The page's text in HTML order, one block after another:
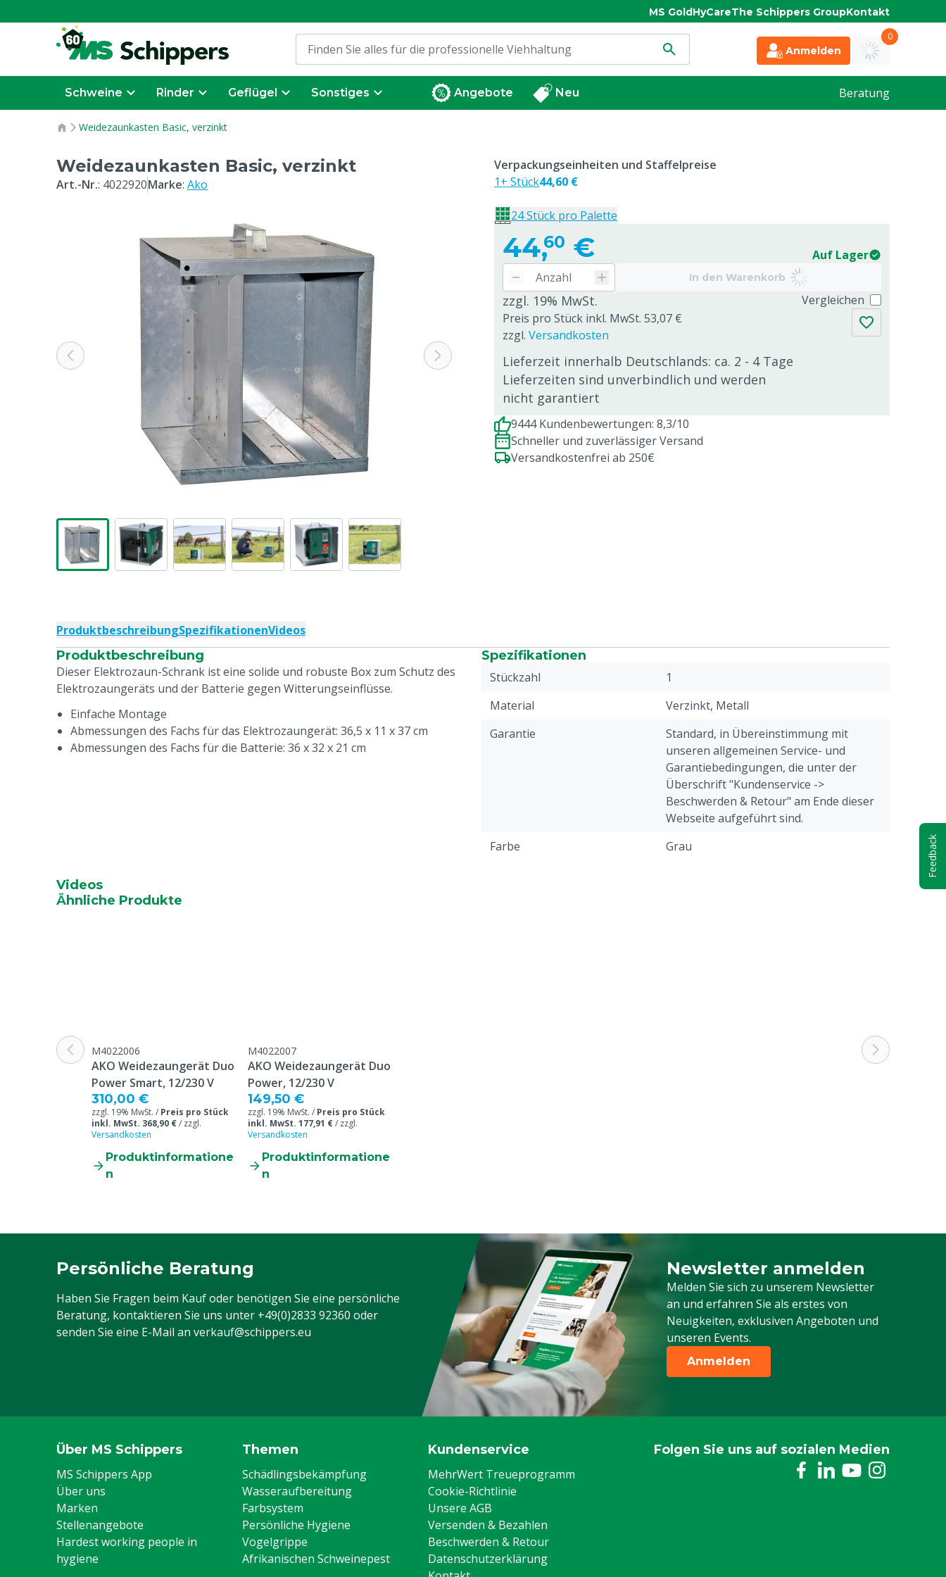
MS GoldHyCareThe Schippers GroupKontakt
Anmelden
0
Schweine Rinder Geflügel Sonstiges Angebote Neu Beratung
Weidezaunkasten Basic, verzinkt
Weidezaunkasten Basic, verzinkt
Art.-Nr.: 4022920Marke: Ako
44,60 € Auf Lager
In den Warenkorb
zzgl. 19% MwSt.
Preis pro Stück inkl. MwSt. 53,07 €
zzgl. Versandkosten
Lieferzeit innerhalb Deutschlands: ca. 2 - 4 Tage
Lieferzeiten sind unverbindlich und werden
nicht garantiert
Vergleichen
Verpackungseinheiten und Staffelpreise
1+ Stück44,60 €
24 Stück pro Palette
9444 Kundenbewertungen: 8,3/10
Schneller und zuverlässiger Versand
Versandkostenfrei ab 250€
ProduktbeschreibungSpezifikationenVideos
Produktbeschreibung
Dieser Elektrozaun-Schrank ist eine solide und robuste Box zum Schutz des
Elektrozaungeräts und der Batterie gegen Witterungseinflüsse.
Einfache Montage
Abmessungen des Fachs für das Elektrozaungerät: 36,5 x 11 x 37 cm
Abmessungen des Fachs für die Batterie: 36 x 32 x 21 cm
Spezifikationen
Stückzahl
1
Material
Verzinkt, Metall
Garantie
Standard, in Übereinstimmung mit
unseren allgemeinen Service- und
Garantiebedingungen, die unter der
Überschrift "Kundenservice ->
Beschwerden & Retour" am Ende dieser
Webseite aufgeführt sind.
Farbe
Grau
Videos
Ähnliche Produkte
M4022006
AKO Weidezaungerät Duo
Power Smart, 12/230 V
310,00 €
zzgl. 19% MwSt. / Preis pro Stück
inkl. MwSt. 368,90 €/ zzgl.
Versandkosten
Produktinformatione
n
M4022007
AKO Weidezaungerät Duo
Power, 12/230 V
149,50 €
zzgl. 19% MwSt. / Preis pro Stück
inkl. MwSt. 177,91 €/ zzgl.
Versandkosten
Produktinformatione
n
Persönliche Beratung
Haben Sie Fragen beim Kauf oder benötigen Sie eine persönliche
Beratung, kontaktieren Sie uns unter +49(0)2833 92360 oder
senden Sie eine E-Mail an verkauf@schippers.eu
Newsletter anmelden
Melden Sie sich zu unserem Newsletter
an und erfahren Sie als erstes von
Neuigkeiten, exklusiven Angeboten und
unseren Events.
Melden Sie sich für unseren Newsletter
Anmelden
Über MS Schippers
MS Schippers App
Über uns
Marken
Stellenangebote
Hardest working people in
hygiene
Themen
Schädlingsbekämpfung
Wasseraufbereitung
Farbsystem
Persönliche Hygiene
Vogelgrippe
Afrikanischen Schweinepest
Kundenservice
MehrWert Treueprogramm
Cookie-Richtlinie
Unsere AGB
Versenden & Bezahlen
Beschwerden & Retour
Datenschutzerklärung
Folgen Sie uns auf sozialen Medien
Feedback